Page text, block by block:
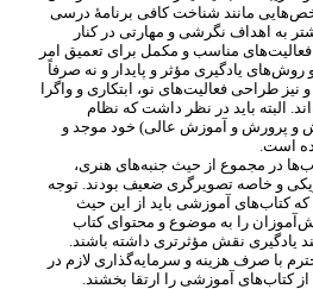
هایی مانند شناخت کافی برنامۀ درسی
به اهداف نگرشی و مهارتی در کنار
های مناسب و مکمل برای تعمیق امر
و روشهای یادگیری مؤثر و پایدار و نه صرفاً
و نیز طراحی فعالیتهای نو، ابتکاری و واگرا
اند. البته باید در نظر داشت که نظام
و پرورش و آموزش عالی) خود موجد و
است.
ها در مجموع از حیث جنبههای هنری،
و خاصه تصویرگری ضعیف بودند. توجه
کتابهای آموزشی باید از این حیث
آموزان را به موضوع و محتوای کتاب
یادگیری نقش مؤثرتری داشته باشند.
با صرف هزینه و سرمایهگذاری لازم در
از کتابهای آموزشی را ارتقا بخشند.